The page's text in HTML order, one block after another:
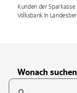
Kunden der
Volksbank in
Wonach
Suchfeld